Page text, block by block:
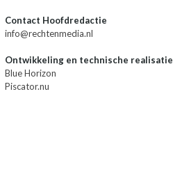
Contact Hoofdredactie
info@rechtenmedia.nl
Ontwikkeling en technische realisatie
Blue Horizon
Piscator.nu